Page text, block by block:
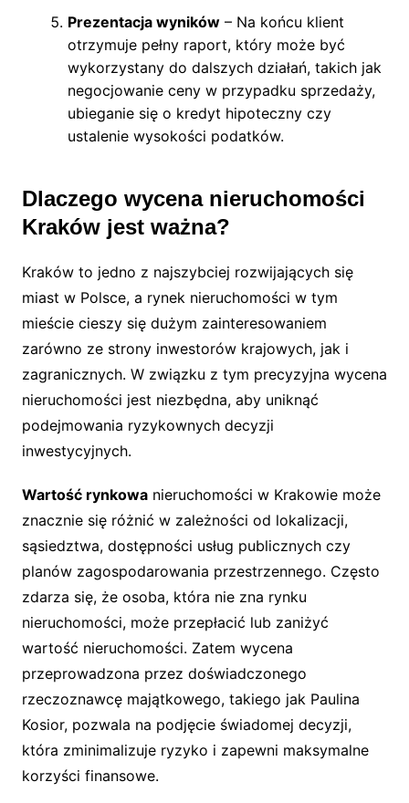
Prezentacja wyników– Na końcu klient
otrzymuje pełny raport, który może być
wykorzystany do dalszych działań, takich jak
negocjowanie ceny w przypadku sprzedaży,
ubieganie się o kredyt hipoteczny czy
ustalenie wysokości podatków.
Dlaczego wycena nieruchomości
Kraków jest ważna?
Kraków to jedno z najszybciej rozwijających się
miast w Polsce, a rynek nieruchomości w tym
mieście cieszy się dużym zainteresowaniem
zarówno ze strony inwestorów krajowych, jak i
zagranicznych. W związku z tym precyzyjna wycena
nieruchomości jest niezbędna, aby uniknąć
podejmowania ryzykownych decyzji
inwestycyjnych.
Wartość rynkowanieruchomości w Krakowie może
znacznie się różnić w zależności od lokalizacji,
sąsiedztwa, dostępności usług publicznych czy
planów zagospodarowania przestrzennego. Często
zdarza się, że osoba, która nie zna rynku
nieruchomości, może przepłacić lub zaniżyć
wartość nieruchomości. Zatem wycena
przeprowadzona przez doświadczonego
rzeczoznawcę majątkowego, takiego jak Paulina
Kosior, pozwala na podjęcie świadomej decyzji,
która zminimalizuje ryzyko i zapewni maksymalne
korzyści finansowe.